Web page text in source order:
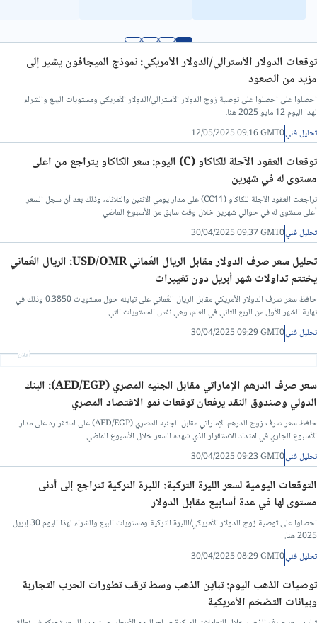
توقعات الدولار الأسترالي/الدولار الأمريكي: نموذج الميجافون يشير إلى
مزيد من الصعود
احصلوا على احصلوا على توصية زوج الدولار الأسترالي/الدولار الأمريكي ومستويات البيع والشراء
لهذا اليوم 12 مايو 2025 هنا.
تحليل فني12/05/2025 09:16 GMT0
توقعات العقود الآجلة للكاكاو (C) اليوم: سعر الكاكاو يتراجع من اعلى
مستوى له في شهرين
تراجعت العقود الآجلة للكاكاو (CC11) على مدار يومي الاثنين والثلاثاء، وذلك بعد أن سجل السعر
أعلى مستوى له في حوالي شهرين خلال وقت سابق من الأسبوع الماضي
تحليل فني30/04/2025 09:37 GMT0
تحليل سعر صرف الدولار مقابل الريال العُماني USD/OMR: الريال العُماني
يختتم تداولات شهر أبريل دون تغييرات
حافظ سعر صرف الدولار الأمريكي مقابل الريال العُماني على تباينه حول مستويات 0.3850 وذلك في
نهاية الشهر الأول من الربع الثاني في العام، وهي نفس المستويات التي
تحليل فني30/04/2025 09:29 GMT0
أعلان
سعر صرف الدرهم الإماراتي مقابل الجنيه المصري (AED/EGP): البنك
الدولي وصندوق النقد يرفعان توقعات نمو الاقتصاد المصري
حافظ سعر صرف زوج الدرهم الإماراتي مقابل الجنيه المصري (AED/EGP) على استقراره على مدار
الأسبوع الجاري في امتداد للاستقرار الذي شهده السعر خلال الأسبوع الماضي
تحليل فني30/04/2025 09:23 GMT0
التوقعات اليومية لسعر الليرة التركية: الليرة التركية تتراجع إلى أدنى
مستوى لها في عدة أسابيع مقابل الدولار
احصلوا على توصية زوج الدولار الأمريكي/الليرة التركية ومستويات البيع والشراء لهذا اليوم 30 إبريل
2025 هنا.
تحليل فني30/04/2025 08:29 GMT0
توصيات الذهب اليوم: تباين الذهب وسط ترقب تطورات الحرب التجاربة
وبيانات التضخم الأمريكية